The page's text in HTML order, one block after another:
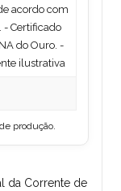
acordo com
- Certificado
do Ouro. -
ilustrativa
produção.
da Corrente de